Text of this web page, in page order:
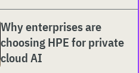
Why enterprises are
choosing HPE for private
cloud AI